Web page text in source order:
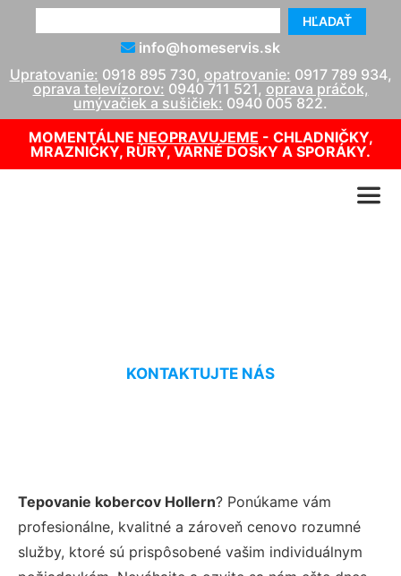
HĽADAŤ
info@homeservis.sk
Upratovanie: 0918 895 730, opatrovanie: 0917 789 934,
oprava televízorov: 0940 711 521, oprava práčok,
umývačiek a sušičiek: 0940 005 822.
MOMENTÁLNE NEOPRAVUJEME - CHLADNIČKY,
MRAZNIČKY, RÚRY, VARNÉ DOSKY A SPORÁKY.
KONTAKTUJTE NÁS
Tepovanie kobercov Hollern? Ponúkame vám
profesionálne, kvalitné a zároveň cenovo rozumné
služby, ktoré sú prispôsobené vašim individuálnym